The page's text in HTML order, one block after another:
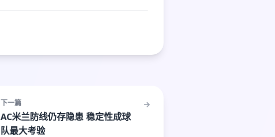
下一篇
AC米兰防线仍存隐患 稳定性成球
队最大考验